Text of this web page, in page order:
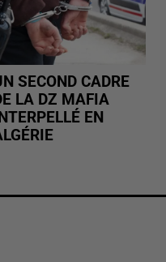
SECOND CADRE
LA DZ MAFIA
INTERPELLÉ EN